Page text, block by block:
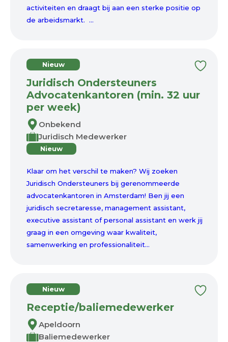
activiteiten en draagt bij aan een sterke positie op
de arbeidsmarkt. ...
Nieuw
Juridisch Ondersteuners
Advocatenkantoren (min. 32 uur
per week)
Onbekend
Juridisch Medewerker
Nieuw
Klaar om het verschil te maken? Wij zoeken
Juridisch Ondersteuners bij gerenommeerde
advocatenkantoren in Amsterdam! Ben jij een
juridisch secretaresse, management assistant,
executive assistant of personal assistant en werk jij
graag in een omgeving waar kwaliteit,
samenwerking en professionaliteit...
Nieuw
Receptie/baliemedewerker
Apeldoorn
Baliemedewerker